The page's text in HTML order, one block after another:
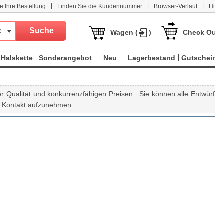
Ihre Bestellung Finden Sie die Kundennummer Browser-Verlauf
Wagen ( ) Check
Sonderangebot Neu Lagerbestand
und konkurrenzfähigen Preisen . Sie können alle
aufzunehmen.